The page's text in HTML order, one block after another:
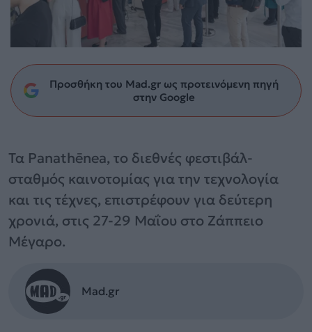
Προσθήκη του Mad.gr ως προτεινόμενη πηγή
στην Google
Τα Panathēnea, το διεθνές φεστιβάλ-
σταθμός καινοτομίας για την τεχνολογία
και τις τέχνες, επιστρέφουν για δεύτερη
χρονιά, στις 27-29 Μαΐου στο Ζάππειο
Μέγαρο.
Mad.gr